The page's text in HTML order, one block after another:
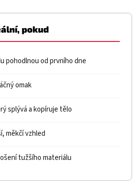
pokud
pohodlnou od prvního dne
omak
splývá a kopíruje tělo
měkčí vzhled
tužšího materiálu